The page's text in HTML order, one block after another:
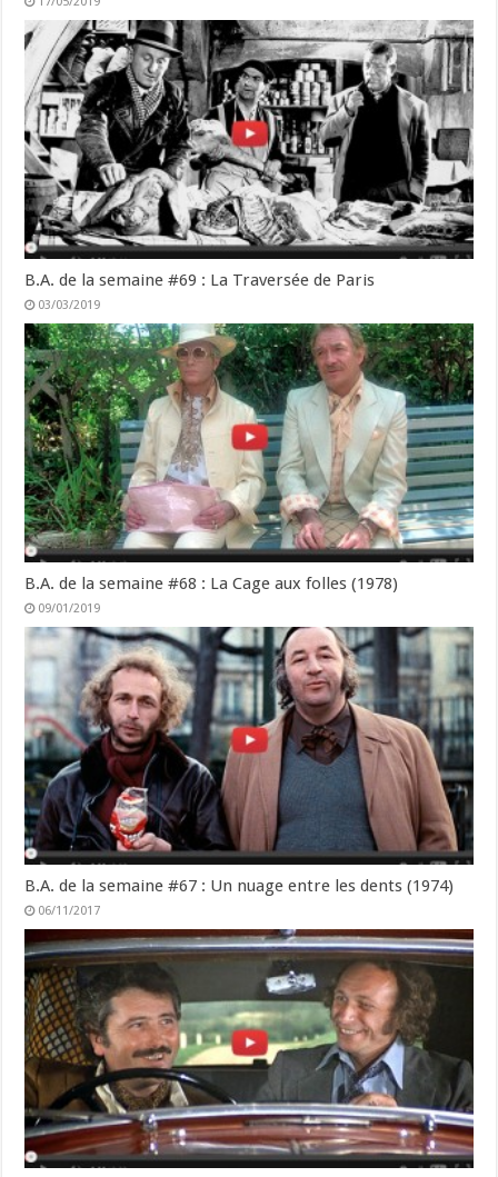
B.A. de la semaine #69 : La Traversée de Paris
03/03/2019
B.A. de la semaine #68 : La Cage aux folles (1978)
09/01/2019
B.A. de la semaine #67 : Un nuage entre les dents (1974)
06/11/2017